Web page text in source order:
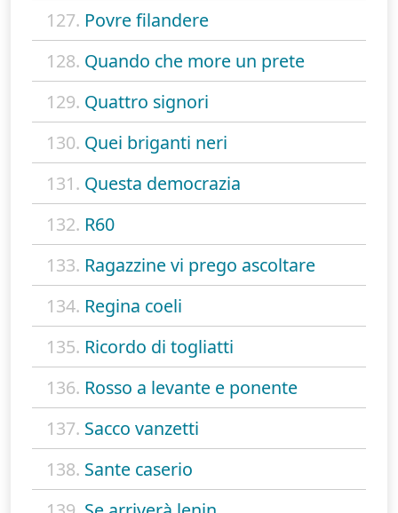
127. Povre filandere
128. Quando che more un prete
129. Quattro signori
130. Quei briganti neri
131. Questa democrazia
132. R60
133. Ragazzine vi prego ascoltare
134. Regina coeli
135. Ricordo di togliatti
136. Rosso a levante e ponente
137. Sacco vanzetti
138. Sante caserio